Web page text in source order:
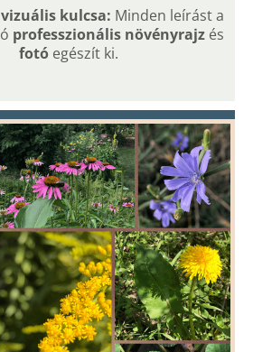
kulcsa: Minden leírást a
professzionális növényrajzés
fotó egészít ki.